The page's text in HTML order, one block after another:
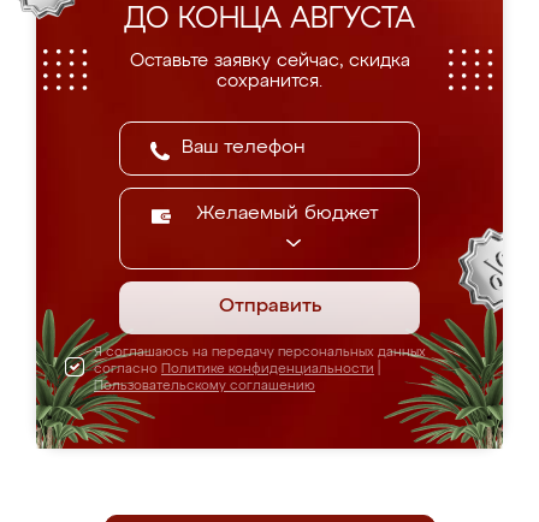
ДО КОНЦА АВГУСТА
Оставьте заявку сейчас, скидка
сохранится.
Желаемый бюджет
Отправить
Я соглашаюсь на передачу персональных данных
согласно Политике конфиденциальности
Пользовательскому соглашению